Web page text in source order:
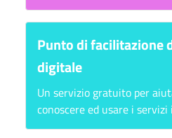
Punto di facilitazione
digitale
Un servizio gratuito per
conoscere ed usare i